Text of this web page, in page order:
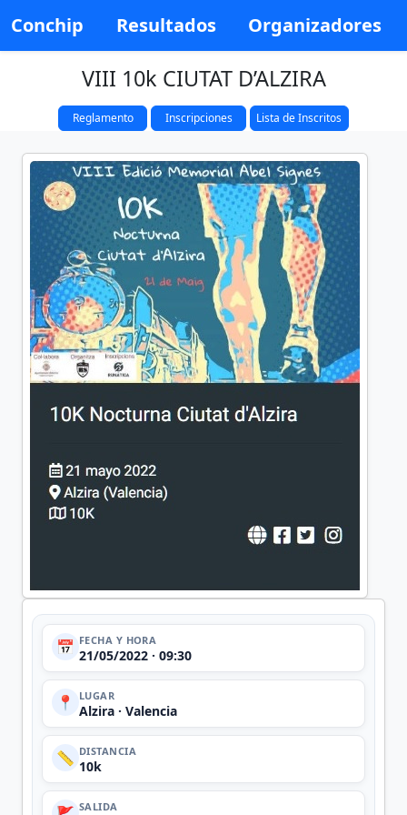
Conchip Resultados Organizadores
VIII 10k CIUTAT D’ALZIRA
Reglamento Inscripciones Lista de Inscritos
📅 FECHA Y HORA
21/05/2022 · 09:30
📍 LUGAR
Alzira · Valencia
📏 DISTANCIA
10k
SALIDA